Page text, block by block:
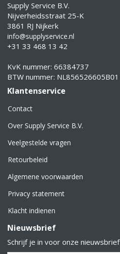
Supply Service B.V.
Nijverheidsstraat 25-K
3861 RJ Nijkerk
info@supplyservice.nl
+31 33 468 13 42
KvK nummer: 66384737
BTW nummer: NL856526605B01
Klantenservice
Contact
Over Supply Service B.V.
Veelgestelde vragen
Retourbeleid
Algemene voorwaarden
Privacy statement
Klacht indienen
Nieuwsbrief
Schrijf je in voor onze nieuwsbrief